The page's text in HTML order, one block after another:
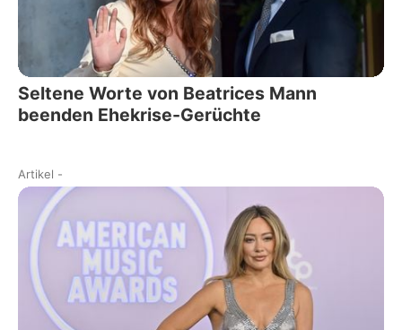
Seltene Worte von Beatrices Mann
beenden Ehekrise-Gerüchte
Artikel -